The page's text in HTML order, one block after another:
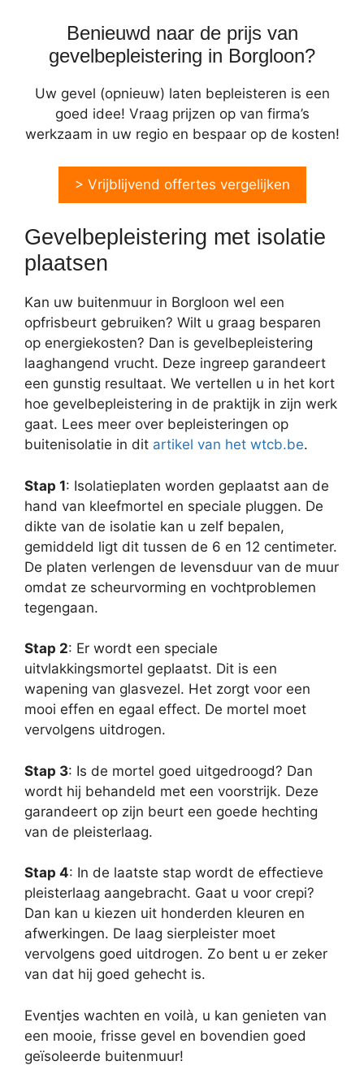
Benieuwd naar de prijs van
gevelbepleistering in Borgloon?
Uw gevel (opnieuw) laten bepleisteren is een
goed idee! Vraag prijzen op van firma’s
werkzaam in uw regio en bespaar op de kosten!
> Vrijblijvend offertes vergelijken
Gevelbepleistering met isolatie
plaatsen
Kan uw buitenmuur in Borgloon wel een
opfrisbeurt gebruiken? Wilt u graag besparen
op energiekosten? Dan is gevelbepleistering
laaghangend vrucht. Deze ingreep garandeert
een gunstig resultaat. We vertellen u in het kort
hoe gevelbepleistering in de praktijk in zijn werk
gaat. Lees meer over bepleisteringen op
buitenisolatie in dit artikel van het wtcb.be.
Stap 1: Isolatieplaten worden geplaatst aan de
hand van kleefmortel en speciale pluggen. De
dikte van de isolatie kan u zelf bepalen,
gemiddeld ligt dit tussen de 6 en 12 centimeter.
De platen verlengen de levensduur van de muur
omdat ze scheurvorming en vochtproblemen
tegengaan.
Stap 2: Er wordt een speciale
uitvlakkingsmortel geplaatst. Dit is een
wapening van glasvezel. Het zorgt voor een
mooi effen en egaal effect. De mortel moet
vervolgens uitdrogen.
Stap 3: Is de mortel goed uitgedroogd? Dan
wordt hij behandeld met een voorstrijk. Deze
garandeert op zijn beurt een goede hechting
van de pleisterlaag.
Stap 4: In de laatste stap wordt de effectieve
pleisterlaag aangebracht. Gaat u voor crepi?
Dan kan u kiezen uit honderden kleuren en
afwerkingen. De laag sierpleister moet
vervolgens goed uitdrogen. Zo bent u er zeker
van dat hij goed gehecht is.
Eventjes wachten en voilà, u kan genieten van
een mooie, frisse gevel en bovendien goed
geïsoleerde buitenmuur!